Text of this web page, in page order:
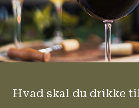
Hvad skal du drikke